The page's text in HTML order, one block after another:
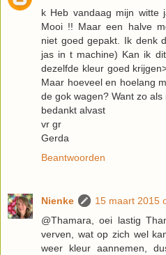
k Heb vandaag mijn witte
Mooi !! Maar een halve
niet goed gepakt. Ik denk
jas in t machine) Kan ik
dezelfde kleur goed
Maar hoeveel en hoelang
de gok wagen? Want zo
bedankt alvast
vr gr
Gerda
Beantwoorden
Nienke
15 maart 2015
@Thamara, oei lastig
verven, wat op zich wel
weer kleur aannemen,